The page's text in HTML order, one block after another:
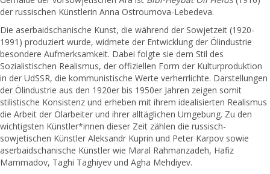
der russischen Künstlerin Anna Ostroumova-Lebedeva.
Die aserbaidschanische Kunst, die während der Sowjetzeit (1920-
1991) produziert wurde, widmete der Entwicklung der Ölindustrie
besondere Aufmerksamkeit. Dabei folgte sie dem Stil des
Sozialistischen Realismus, der offiziellen Form der Kulturproduktion
in der UdSSR, die kommunistische Werte verherrlichte. Darstellungen
der Ölindustrie aus den 1920er bis 1950er Jahren zeigen somit
stilistische Konsistenz und erheben mit ihrem idealisierten Realismus
die Arbeit der Ölarbeiter und ihrer alltäglichen Umgebung. Zu den
wichtigsten Künstler*innen dieser Zeit zählen die russisch-
sowjetischen Künstler Aleksandr Kuprin und Peter Karpov sowie
aserbaidschanische Künstler wie Maral Rahmanzadeh, Hafiz
Mammadov, Taghi Taghiyev und Agha Mehdiyev.